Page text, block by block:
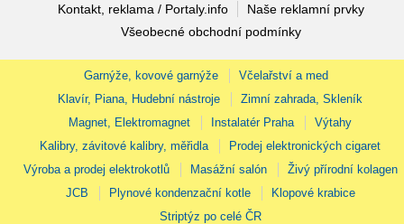
Kontakt, reklama / Portaly.info
Naše reklamní prvky
Všeobecné obchodní podmínky
Garnýže, kovové garnýže
Včelařství a med
Klavír, Piana, Hudební nástroje
Zimní zahrada, Skleník
Magnet, Elektromagnet
Instalatér Praha
Výtahy
Kalibry, závitové kalibry, měřidla
Prodej elektronických cigaret
Výroba a prodej elektrokotlů
Masážní salón
Živý přírodní kolagen
JCB
Plynové kondenzační kotle
Klopové krabice
Striptýz po celé ČR